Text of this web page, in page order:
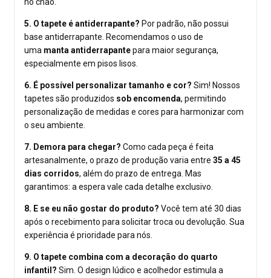
no chão.
5. O tapete é antiderrapante? Por padrão, não possui
base antiderrapante. Recomendamos o uso de
uma manta antiderrapantepara maior segurança,
especialmente em pisos lisos.
6. É possível personalizar tamanho e cor? Sim! Nossos
tapetes são produzidos sob encomenda, permitindo
personalização de medidas e cores para harmonizar com
o seu ambiente.
7. Demora para chegar? Como cada peça é feita
artesanalmente, o prazo de produção varia entre 35 a 45
dias corridos, além do prazo de entrega. Mas
garantimos: a espera vale cada detalhe exclusivo.
8. E se eu não gostar do produto? Você tem até 30 dias
após o recebimento para solicitar troca ou devolução. Sua
experiência é prioridade para nós.
9. O tapete combina com a decoração do quarto
infantil? Sim. O design lúdico e acolhedor estimula a